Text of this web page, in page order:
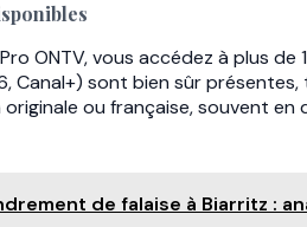
ONTV, vous accédez à plus
Canal+) sont bien sûr
ou française, souvent en
de falaise à Biarritz :